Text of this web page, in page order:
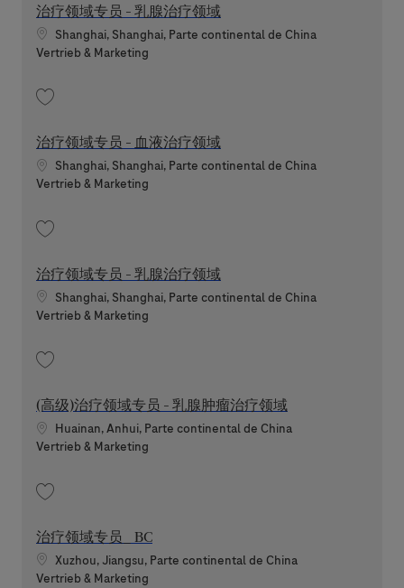
治疗领域专员 - 乳腺治疗领域
Standort
Shanghai, Shanghai, Parte continental de China
Kategorie
Vertrieb & Marketing
治疗领域专员 - 血液治疗领域
Standort
Shanghai, Shanghai, Parte continental de China
Kategorie
Vertrieb & Marketing
治疗领域专员 - 乳腺治疗领域
Standort
Shanghai, Shanghai, Parte continental de China
Kategorie
Vertrieb & Marketing
(高级)治疗领域专员 - 乳腺肿瘤治疗领域
Standort
Huainan, Anhui, Parte continental de China
Kategorie
Vertrieb & Marketing
治疗领域专员_ BC
Standort
Xuzhou, Jiangsu, Parte continental de China
Kategorie
Vertrieb & Marketing